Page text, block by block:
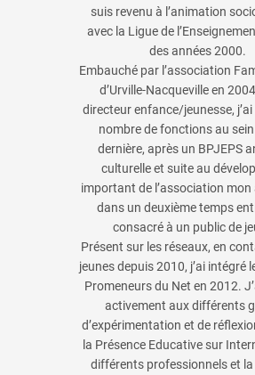
suis revenu à l’animation
avec la Ligue de
des années 2000.
Embauché par l’association
d’Urville-Nacqueville en
directeur enfance/jeunesse,
nombre de fonctions au
dernière, après un BPJEPS
culturelle et suite au
important de l’association mon
dans un deuxième temps
consacré à un public de
Présent sur les réseaux, en
jeunes depuis 2010, j’ai intégré
Promeneurs du Net en 2012.
activement aux différents
d’expérimentation et de
la Présence Educative sur
différents professionnels et la